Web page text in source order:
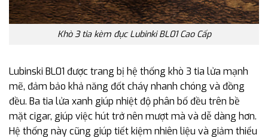
Khò 3 tia kèm đục Lubinki BL01 Cao Cấp
Lubinski BL01 được trang bị hệ thống khò 3 tia lửa mạnh
mẽ, đảm bảo khả năng đốt cháy nhanh chóng và đồng
đều. Ba tia lửa xanh giúp nhiệt độ phân bố đều trên bề
mặt cigar, giúp việc hút trở nên mượt mà và dễ dàng hơn.
Hệ thống này cũng giúp tiết kiệm nhiên liệu và giảm thiểu